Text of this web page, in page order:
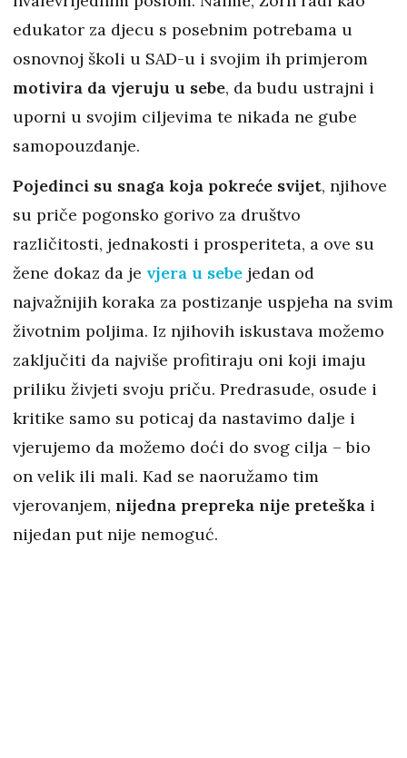
edukator za djecu s posebnim potrebama u
osnovnoj školi u SAD-u i svojim ih primjerom
motivira da vjeruju u sebe, da budu ustrajni i
uporni u svojim ciljevima te nikada ne gube
samopouzdanje.
Pojedinci su snaga koja pokreće svijet, njihove
su priče pogonsko gorivo za društvo
različitosti, jednakosti i prosperiteta, a ove su
žene dokaz da je vjera u sebe jedan od
najvažnijih koraka za postizanje uspjeha na svim
životnim poljima. Iz njihovih iskustava možemo
zaključiti da najviše profitiraju oni koji imaju
priliku živjeti svoju priču. Predrasude, osude i
kritike samo su poticaj da nastavimo dalje i
vjerujemo da možemo doći do svog cilja – bio
on velik ili mali. Kad se naoružamo tim
vjerovanjem, nijedna prepreka nije preteška i
nijedan put nije nemoguć.